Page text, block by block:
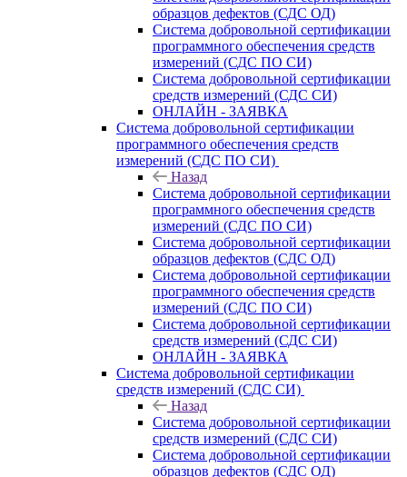
образцов дефектов (СДС ОД)
Система добровольной сертификации
программного обеспечения средств
измерений (СДС ПО СИ)
Система добровольной сертификации
средств измерений (СДС СИ)
ОНЛАЙН - ЗАЯВКА
Система добровольной сертификации
программного обеспечения средств
измерений (СДС ПО СИ)
Назад
Система добровольной сертификации
программного обеспечения средств
измерений (СДС ПО СИ)
Система добровольной сертификации
образцов дефектов (СДС ОД)
Система добровольной сертификации
программного обеспечения средств
измерений (СДС ПО СИ)
Система добровольной сертификации
средств измерений (СДС СИ)
ОНЛАЙН - ЗАЯВКА
Система добровольной сертификации
средств измерений (СДС СИ)
Назад
Система добровольной сертификации
средств измерений (СДС СИ)
Система добровольной сертификации
образцов дефектов (СДС ОД)